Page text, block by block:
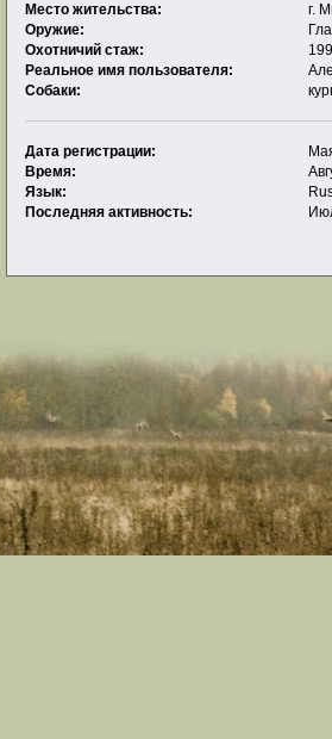
Место жительства:
г.
Оружие:
Охотничий стаж:
Реальное имя пользователя:
Собаки:
Дата регистрации:
Время:
Язык:
Последняя активность: